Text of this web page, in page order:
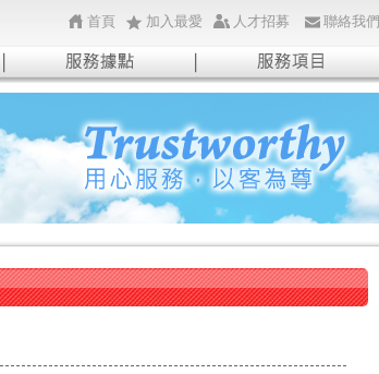
首頁 加入最愛 人才招募 聯絡我們